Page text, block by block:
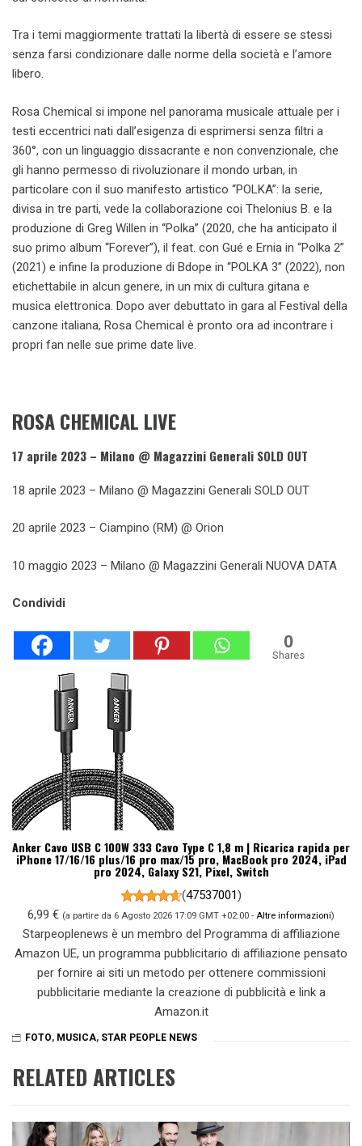
Tra i temi maggiormente trattati la libertà di essere se stessi
senza farsi condizionare dalle norme della società e l’amore
libero.
Rosa Chemical si impone nel panorama musicale attuale per i
testi eccentrici nati dall’esigenza di esprimersi senza filtri a
360°, con un linguaggio dissacrante e non convenzionale, che
gli hanno permesso di rivoluzionare il mondo urban, in
particolare con il suo manifesto artistico “POLKA”: la serie,
divisa in tre parti, vede la collaborazione coi Thelonius B. e la
produzione di Greg Willen in “Polka” (2020, che ha anticipato il
suo primo album “Forever”), il feat. con Gué e Ernia in “Polka 2”
(2021) e infine la produzione di Bdope in “POLKA 3” (2022), non
etichettabile in alcun genere, in un mix di cultura gitana e
musica elettronica. Dopo aver debuttato in gara al Festival della
canzone italiana, Rosa Chemical è pronto ora ad incontrare i
propri fan nelle sue prime date live.
ROSA CHEMICAL LIVE
17 aprile 2023 – Milano @ Magazzini Generali SOLD OUT
18 aprile 2023 – Milano @ Magazzini Generali SOLD OUT
20 aprile 2023 – Ciampino (RM) @ Orion
10 maggio 2023 – Milano @ Magazzini Generali NUOVA DATA
Condividi
0
Shares
Anker Cavo USB C 100W 333 Cavo Type C 1,8 m | Ricarica rapida per
iPhone 17/16/16 plus/16 pro max/15 pro, MacBook pro 2024, iPad
pro 2024, Galaxy S21, Pixel, Switch
(47537001)
6,99 € (a partire da 6 Agosto 2026 17:09 GMT +02:00 - Altre informazioni)
Starpeoplenews è un membro del Programma di affiliazione
Amazon UE, un programma pubblicitario di affiliazione pensato
per fornire ai siti un metodo per ottenere commissioni
pubblicitarie mediante la creazione di pubblicità e link a
Amazon.it
FOTO, MUSICA, STAR PEOPLE NEWS
RELATED ARTICLES